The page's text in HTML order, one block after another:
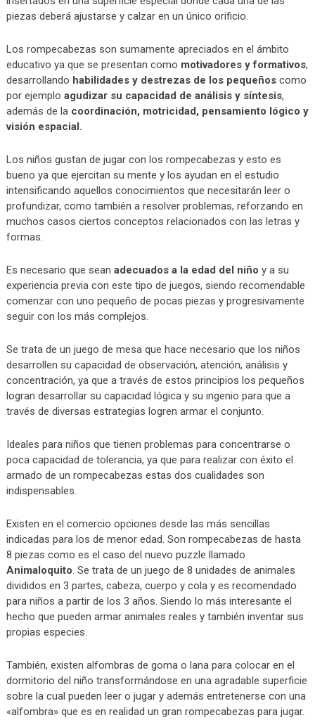
piezas deberá ajustarse y calzar en un único orificio.
Los rompecabezas son sumamente apreciados en el ámbito
educativo ya que se presentan como motivadores y formativos,
desarrollando habilidades y destrezas de los pequeñoscomo
por ejemplo agudizar su capacidad de análisis y síntesis,
además de la coordinación, motricidad, pensamiento lógico y
visión espacial.
Los niños gustan de jugar con los rompecabezas y esto es
bueno ya que ejercitan su mente y los ayudan en el estudio
intensificando aquellos conocimientos que necesitarán leer o
profundizar, como también a resolver problemas, reforzando en
muchos casos ciertos conceptos relacionados con las letras y
formas.
Es necesario que sean adecuados a la edad del niño y a su
experiencia previa con este tipo de juegos, siendo recomendable
comenzar con uno pequeño de pocas piezas y progresivamente
seguir con los más complejos.
Se trata de un juego de mesa que hace necesario que los niños
desarrollen su capacidad de observación, atención, análisis y
concentración, ya que a través de estos principios los pequeños
logran desarrollar su capacidad lógica y su ingenio para que a
través de diversas estrategias logren armar el conjunto.
Ideales para niños que tienen problemas para concentrarse o
poca capacidad de tolerancia, ya que para realizar con éxito el
armado de un rompecabezas estas dos cualidades son
indispensables.
Existen en el comercio opciones desde las más sencillas
indicadas para los de menor edad. Son rompecabezas de hasta
8 piezas como es el caso del nuevo puzzle llamado
Animaloquito. Se trata de un juego de 8 unidades de animales
divididos en 3 partes, cabeza, cuerpo y cola y es recomendado
para niños a partir de los 3 años. Siendo lo más interesante el
hecho que pueden armar animales reales y también inventar sus
propias especies.
También, existen alfombras de goma o lana para colocar en el
dormitorio del niño transformándose en una agradable superficie
sobre la cual pueden leer o jugar y además entretenerse con una
«alfombra» que es en realidad un gran rompecabezas para jugar.